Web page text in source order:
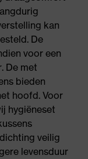
kan
De
voor een
De met
bieden
hoofd. Voor
hygiëneset
veilig
levensduur